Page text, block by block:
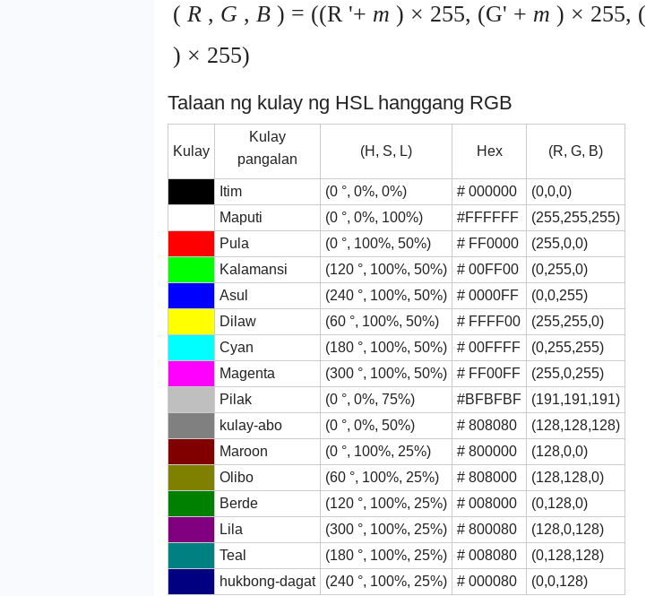
( R , G , B ) = ((R '+ m ) × 255, (G' + m ) × 255, (
) × 255)
Talaan ng kulay ng HSL hanggang RGB
Kulay
Kulay
pangalan
(H, S, L) Hex (R, G, B)
Itim (0 °, 0%, 0%) # 000000
(0,0,0)
Maputi
(0 °, 0%, 100%) #FFFFFF
(255,255,255)
Pula
(0 °, 100%, 50%) # FF0000
(255,0,0)
Kalamansi
(120 °, 100%, 50%) # 00FF00
(0,255,0)
Asul
(240 °, 100%, 50%) # 0000FF
(0,0,255)
Dilaw
(60 °, 100%, 50%) # FFFF00
(255,255,0)
Cyan
(180 °, 100%, 50%) # 00FFFF
(0,255,255)
Magenta
(300 °, 100%, 50%) # FF00FF
(255,0,255)
Pilak
(0 °, 0%, 75%) #BFBFBF
(191,191,191)
kulay-abo
(0 °, 0%, 50%) # 808080
(128,128,128)
Maroon
(0 °, 100%, 25%) # 800000
(128,0,0)
Olibo
(60 °, 100%, 25%) # 808000
(128,128,0)
Berde
(120 °, 100%, 25%) # 008000
(0,128,0)
Lila
(300 °, 100%, 25%) # 800080
(128,0,128)
Teal
(180 °, 100%, 25%) # 008080
(0,128,128)
hukbong-dagat
(240 °, 100%, 25%) # 000080 (0,0,128)